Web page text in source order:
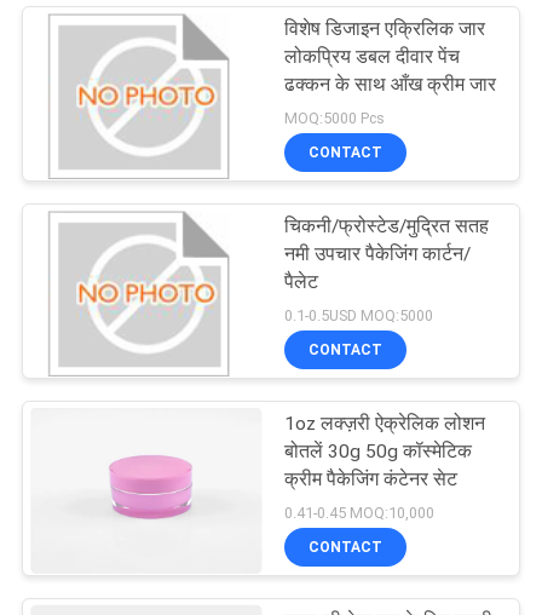
साइटमैप
PRIVACY
POLICY
सामग्री ट्यूब
कॉस्मेटिक स्प्रे बोतल
28
फोम पंप बोतल
12
विशेष डिजाइन एक्रिलिक जार
लोकप्रिय डबल दीवार पेंच
ढक्कन के साथ आँख क्रीम जार
MOQ:5000 Pcs
CONTACT
चिकनी/फ्रोस्टेड/मुद्रित सतह
नमी उपचार पैकेजिंग कार्टन/
पैलेट
0.1-0.5USD MOQ:5000
CONTACT
1oz लक्ज़री ऐक्रेलिक लोशन
बोतलें 30g 50g कॉस्मेटिक
क्रीम पैकेजिंग कंटेनर सेट
0.41-0.45 MOQ:10,000
CONTACT